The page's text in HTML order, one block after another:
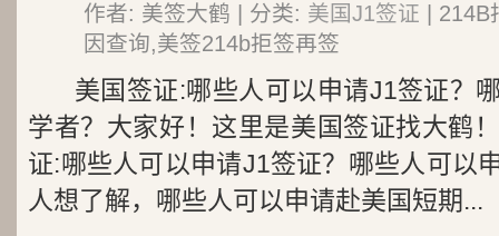
作者: 美签大鹤 | 分类: 美国J1签证 |
因查询,美签214b拒签再签
美国签证:哪些人可以申请J1签证？
学者？大家好！这里是美国签证找大鹤
证:哪些人可以申请J1签证？哪些人可以
人想了解，哪些人可以申请赴美国短期...